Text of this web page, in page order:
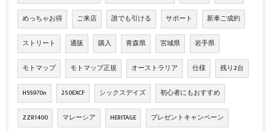
めっちゃお得 ご来店 誰でも引ける サポート 新車ご成約
ストリート 通販 購入 青森県 宮城県 岩手県
モトマップ モトマップ正規 オーストラリア 仕様 残り2台
HSS970n 250EXCF シックスデイズ 初心者にもおすすめ
ZZR1400 マレーシア HERITAGE プレゼントキャンペーン